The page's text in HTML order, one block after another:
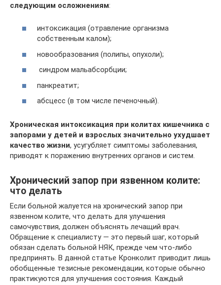
следующим осложнениям:
интоксикация (отравление организма
собственным калом);
новообразования (полипы, опухоли);
синдром мальабсорбции;
панкреатит;
абсцесс (в том числе печеночный).
Хроническая интоксикация при колитах кишечника с
запорами у детей и взрослых значительно ухудшает
качество жизни, усугубляет симптомы заболевания,
приводят к поражению внутренних органов и систем.
Хронический запор при язвенном колите:
что делать
Если больной жалуется на хронический запор при
язвенном колите, что делать для улучшения
самочувствия, должен объяснять лечащий врач.
Обращение к специалисту — это первый шаг, который
обязан сделать больной НЯК, прежде чем что-либо
предпринять. В данной статье Кронколит приводит лишь
обобщенные тезисные рекомендации, которые обычно
практикуются для улучшения состояния. Каждый